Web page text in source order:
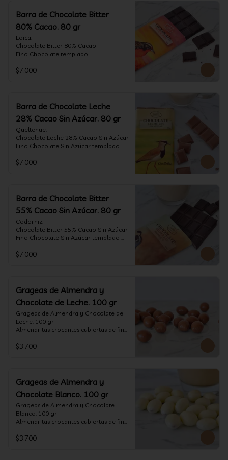
con la textura y complemento de sabor
de las avellanas y sal.
Formato: tableta 80 gramos.
Barra de Chocolate Bitter
80% Cacao. 80 gr
Loica.
Chocolate Bitter 80% Cacao
Fino Chocolate templado
de frutas rojas, zeste de pomelo y
$7.000
Barra de Chocolate Leche
28% Cacao Sin Azúcar. 80 gr
Queltehue.
Chocolate Leche 28% Cacao Sin Azúcar
Fino Chocolate Sin Azúcar templado
aterciopelado de frutas rojas y cacao
$7.000
Barra de Chocolate Bitter
55% Cacao Sin Azúcar. 80 gr
Codorniz.
Chocolate Bitter 55% Cacao Sin Azúcar
Fino Chocolate Sin Azúcar templado
aterciopelado de frutas rojas y cacao
$7.000
Grageas de Almendra y
Chocolate de Leche. 100 gr
Grageas de Almendra y Chocolate de
Leche. 100 gr
Almendritas crocantes cubiertas de fino
Formato: Bolsa 100 gramos
$3.700
Grageas de Almendra y
Chocolate Blanco. 100 gr
Grageas de Almendra y Chocolate
Blanco. 100 gr
Almendritas crocantes cubiertas de fino
Formato: Bolsa 100 gramos
$3.700